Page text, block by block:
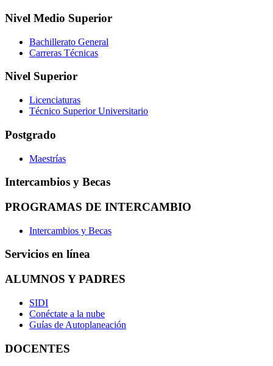
Nivel Medio Superior
Bachillerato General
Carreras Técnicas
Nivel Superior
Licenciaturas
Técnico Superior Universitario
Postgrado
Maestrías
Intercambios y Becas
PROGRAMAS DE INTERCAMBIO
Intercambios y Becas
Servicios en línea
ALUMNOS Y PADRES
SIDI
Conéctate a la nube
Guías de Autoplaneación
DOCENTES